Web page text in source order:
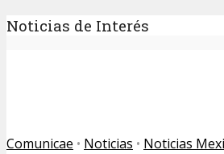
Noticias de Interés
Comunicae • Noticias • Noticias